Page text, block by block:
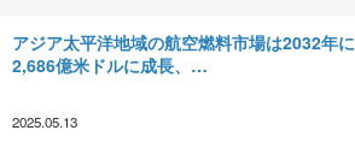
アジア太平洋地域の航空燃料市場は2032年に
2,686億米ドルに成長、…
2025.05.13